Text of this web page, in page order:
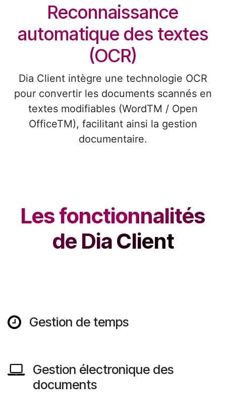
Reconnaissance
automatique des textes
(OCR)
Dia Client intègre une technologie OCR
pour convertir les documents scannés en
textes modifiables (WordTM / Open
OfficeTM), facilitant ainsi la gestion
documentaire.
Les fonctionnalités
de Dia Client
Gestion de temps
Gestion électronique des
documents